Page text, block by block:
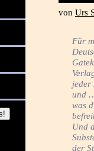
von Urs
Für
jeder
und
was
Und
der